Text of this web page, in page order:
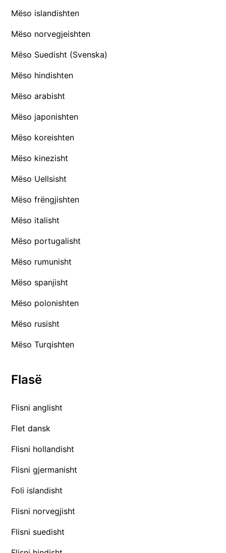
Mëso islandishten
Mëso norvegjeishten
Mëso Suedisht (Svenska)
Mëso hindishten
Mëso arabisht
Mëso japonishten
Mëso koreishten
Mëso kinezisht
Mëso Uellsisht
Mëso frëngjishten
Mëso italisht
Mëso portugalisht
Mëso rumunisht
Mëso spanjisht
Mëso polonishten
Mëso rusisht
Mëso Turqishten
Flasë
Flisni anglisht
Flet dansk
Flisni hollandisht
Flisni gjermanisht
Foli islandisht
Flisni norvegjisht
Flisni suedisht